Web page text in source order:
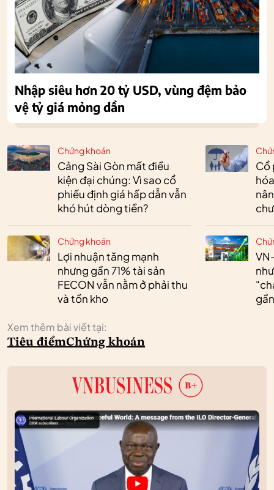
Chứng khoán
Cảng Sài Gòn mất điều
kiện đại chúng: Vì sao cổ
phiếu định giá hấp dẫn vẫn
khó hút dòng tiền?
Chứng khoán
Lợi nhuận tăng mạnh
nhưng gần 71% tài sản
FECON vẫn nằm ở phải thu
và tồn kho
Cổ
Xem thêm bài viết tại:
Tiêu điểmChứng khoán
Nhập siêu hơn 20 tỷ USD, vùng đệm bảo
vệ tỷ giá mỏng dần